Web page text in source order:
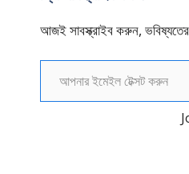
আজই সাবস্ক্রাইব করুন,
আপনার ইমেইল টেক্সট করুন